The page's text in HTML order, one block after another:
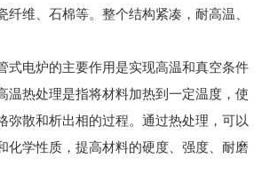
纤维、石棉等。整个结构紧凑，耐高温、
电炉的主要作用是实现高温和真空条件
温热处理是指将材料加热到一定温度，使
弥散和析出相的过程。通过热处理，可以
化学性质，提高材料的硬度、强度、耐磨